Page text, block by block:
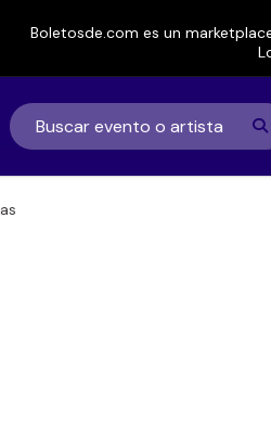
Boletosde.com es un